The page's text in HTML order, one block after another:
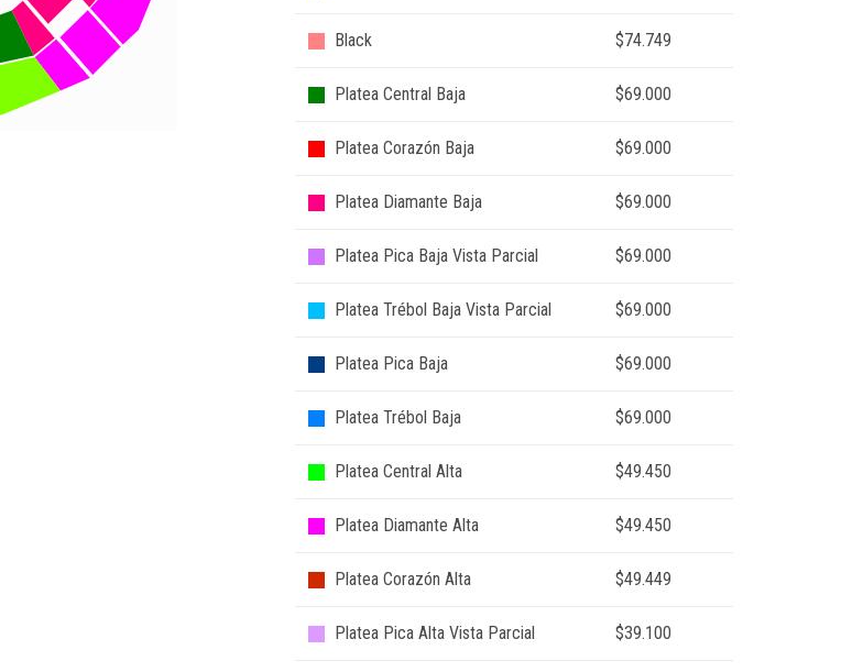
Black $74.749
Platea Central Baja $69.000
Platea Corazón Baja $69.000
Platea Diamante Baja $69.000
Platea Pica Baja Vista Parcial $69.000
Platea Trébol Baja Vista Parcial $69.000
Platea Pica Baja $69.000
Platea Trébol Baja $69.000
Platea Central Alta $49.450
Platea Diamante Alta $49.450
Platea Corazón Alta $49.449
Platea Pica Alta Vista Parcial $39.100